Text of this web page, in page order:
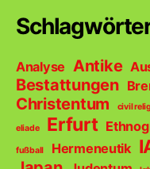
Analyse Antike
Bestattungen
Christentum
civil
eliade Erfurt
fußball Hermeneutik